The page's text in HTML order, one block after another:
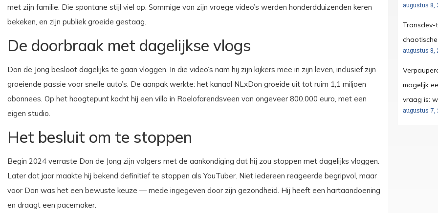
met zijn familie. Die spontane stijl viel op. Sommige van zijn vroege video’s werden honderdduizenden keren
bekeken, en zijn publiek groeide gestaag.
De doorbraak met dagelijkse vlogs
Don de Jong besloot dagelijks te gaan vloggen. In die video’s nam hij zijn kijkers mee in zijn leven, inclusief zijn
groeiende passie voor snelle auto’s. De aanpak werkte: het kanaal NLxDon groeide uit tot ruim 1,1 miljoen
abonnees. Op het hoogtepunt kocht hij een villa in Roelofarendsveen van ongeveer 800.000 euro, met een
eigen studio.
Het besluit om te stoppen
Begin 2024 verraste Don de Jong zijn volgers met de aankondiging dat hij zou stoppen met dagelijks vloggen.
Later dat jaar maakte hij bekend definitief te stoppen als YouTuber. Niet iedereen reageerde begripvol, maar
voor Don was het een bewuste keuze — mede ingegeven door zijn gezondheid. Hij heeft een hartaandoening
en draagt een pacemaker.
augustus 8,
Transdev-
augustus 8,
mogelijk
vraag is:
augustus 7,